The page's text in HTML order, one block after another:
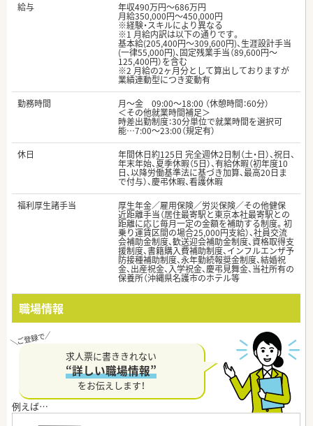
給与
年収490万円～686万円
月給350,000円～450,000円
※経験・スキルにより異なる
※1 月給内訳は以下の通りです。
基本給(205,400円～309,600円)、生涯設計手当
(一律55,000円)、固定残業手当（89,600円～
125,400円）を含む
※2 月給の2ヶ月分として算出しておりますが
業績連動型につき変動有
勤務時間
月～金 09:00～18:00 （休憩時間：60分）
＜その他就業時間補足＞
時差出勤制度：30分単位で就業時間を選択可
能…7:00～23:00（規定有）
休日
年間休日約125日 完全週休2日制（土・日）、祝日、
年末年始、夏季休暇（5日）、有給休暇（初年度10
日、以降労働基準法に基づき加算、最高20日ま
で付与）、慶弔休暇、看護休暇
福利厚生諸手当
厚生年金／雇用保険／労災保険／その他健保
近距離手当（居住最寄駅と東京本社最寄駅との
距離に応じ毎月一定の金額を補助する制度。初
乗り運賃区間の場合25,000円支給）、社員交流
会補助金制度、歓送迎会補助金制度、資格取得支
援制度、書籍購入費補助制度、インフルエンザ予
防接種補助制度、永年勤続報奨金制度、結婚祝
金、出産祝金、入学祝金、慶弔見舞金、当社所有の
保養所（沖縄県名護市のホテル等
職場情報
求人票に書ききれない
“詳しい職場情報”
をお伝えします！